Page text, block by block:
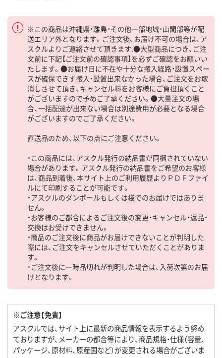
※この商品は沖縄県・離島・その他一部地域・山間部等が配
送エリア外となります。ご注文後、お届け不可の場合は、ア
スクルよりご連絡させて頂きます.●大型商品につき、ご注
文前に下記【ご注文前の確認事項】を必ずご確認をお願いい
たします。●お届け日に不在や十分な搬入経路・設置スペー
スが確保できず搬入・設置出来なかった場合、ご注文をお取
消しさせて頂き、キャンセル料をお客様にご負担頂くこと
がございますので予めご了承ください。●大量注文の場
合、一括配達が出来ない場合は別途費用が必要となる場合
がございますのでご了承ください。
直送品のため、以下の点にご注意ください。
・この商品には、アスクル発行の納品書が同梱されていない
場合があります。アスクル発行の納品書をご希望のお客様
は、商品到着後、本サイト上のご利用履歴よりＰＤＦファイ
ルにて印刷することが可能です。
・アスクルのダンボールもしくは袋でのお届けではありま
せん。
・お客様のご都合によるご注文後の変更・キャンセル・返品・
交換はお受けできません。
・商品のご注文後に商品がお届けできないことが判明した
際には、ご注文をキャンセルさせていただくことがありま
す。
・ご注文後に一時品切れが判明した場合は、入荷次第のお届
けとなります。
※ご注意【免責】
アスクルでは、サイト上に最新の商品情報を表示するよう努め
ておりますが、メーカーの都合等により、商品規格・仕様（容量、
パッケージ、原材料、原産国など）が変更される場合がございま